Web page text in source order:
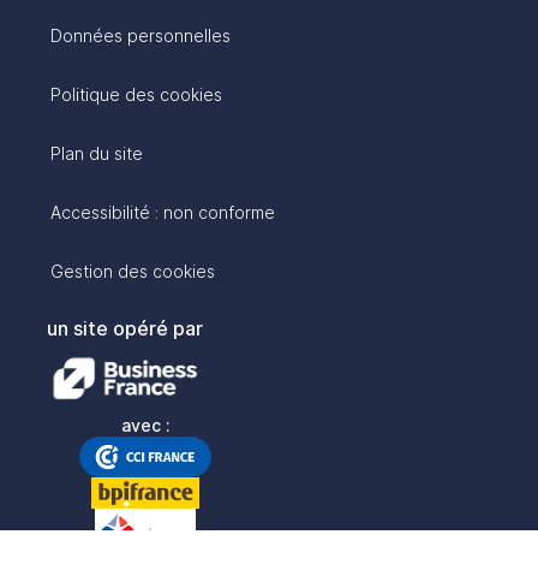
Données personnelles
Politique des cookies
Plan du site
Accessibilité : non conforme
Gestion des cookies
un site opéré par
avec :